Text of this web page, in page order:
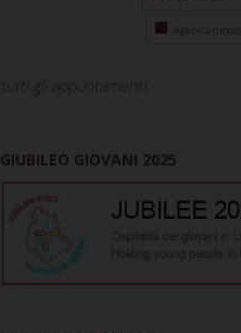
Agenda
tutti gli appuntamenti...
GIUBILEO GIOVANI 2025